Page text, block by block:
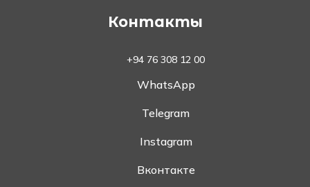
Контакты
+94 76 308 12 00
WhatsApp
Telegram
Instagram
Вконтакте